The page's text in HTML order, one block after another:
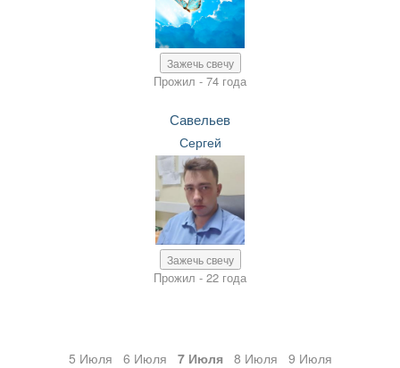
Зажечь свечу
Прожил - 74 года
Савельев
Сергей
Зажечь свечу
Прожил - 22 года
5 Июля 6 Июля 7 Июля 8 Июля 9 Июля